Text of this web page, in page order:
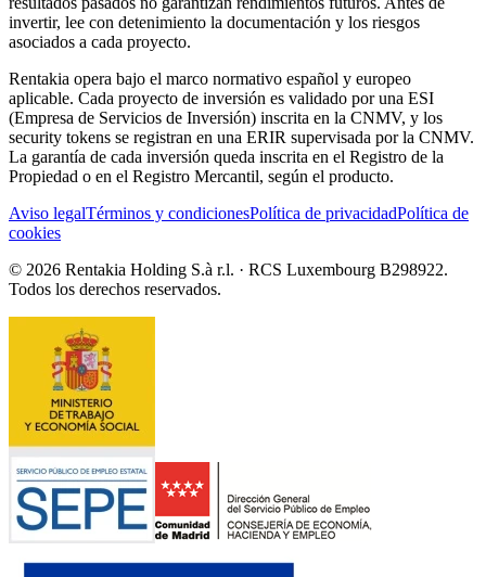
invertir, lee con detenimiento la documentación y los riesgos
asociados a cada proyecto.
Rentakia opera bajo el marco normativo español y europeo
aplicable. Cada proyecto de inversión es validado por una ESI
(Empresa de Servicios de Inversión) inscrita en la CNMV, y los
security tokens se registran en una ERIR supervisada por la CNMV.
La garantía de cada inversión queda inscrita en el Registro de la
Propiedad o en el Registro Mercantil, según el producto.
Aviso legalTérminos y condicionesPolítica de privacidadPolítica de
cookies
© 2026 Rentakia Holding S.à r.l. · RCS Luxembourg B298922.
Todos los derechos reservados.